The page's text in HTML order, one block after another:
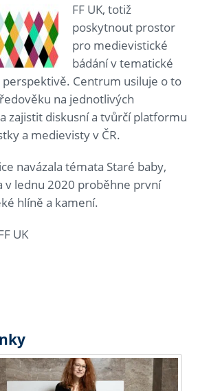
FF UK, totiž
poskytnout prostor
pro medievistické
bádání v tematické
Centrum usiluje o to
na jednotlivých
zajistit diskusní a tvůrčí platformu
a medievisty v ČR.
navázala témata Staré baby,
v lednu 2020 proběhne první
hlíně a kamení.
UK